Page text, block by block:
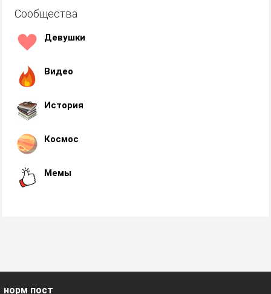
Сообщества
Девушки
Видео
История
Космос
Мемы
норм пост